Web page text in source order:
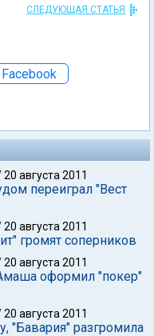
СЛЕДУЮЩАЯ СТАТЬЯ
Facebook
20 августа 2011
переиграл "Вест
20 августа 2011
громят соперников
20 августа 2011
оформил "покер"
20 августа 2011
"Бавария" разгромила